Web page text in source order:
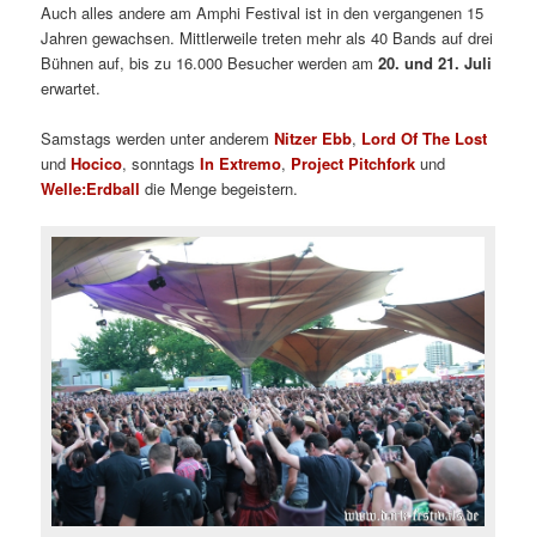
Auch alles andere am Amphi Festival ist in den vergangenen 15
Jahren gewachsen. Mittlerweile treten mehr als 40 Bands auf drei
Bühnen auf, bis zu 16.000 Besucher werden am20. und 21. Juli
erwartet.
Samstags werden unter anderemNitzer Ebb, Lord Of The Lost
undHocico, sonntagsIn Extremo, Project Pitchfork und
Welle:Erdball die Menge begeistern.